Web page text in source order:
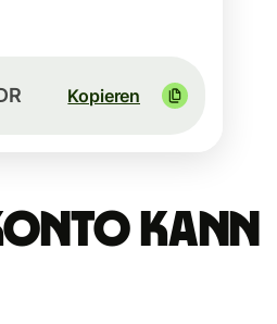
Kopieren
kann